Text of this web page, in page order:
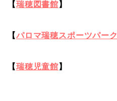
【瑞穂図書館 】
【パロマ瑞穂スポーツパーク
【瑞穂児童館 】